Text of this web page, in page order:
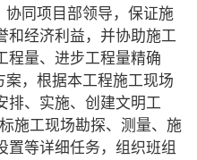
同项目部领导，保证施
和经济利益，并协助施工
程量、进步工程量精确
，根据本工程施工现场
排、实施、创建文明工
施工现场勘探、测量、施
置等详细任务，组织班组